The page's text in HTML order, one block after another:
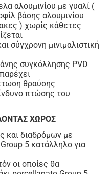
αλουμινίου με γυαλί (
βάσης αλουμινίου
) χωρίς κάθετες
σύγχρονη μινιμαλιστική
συγκόλλησης PVD
θραύσης
πτώσης του
ΧΩΡΟΣ
και διαδρόμων με
5 κατάλληλο για
οι οποίες θα